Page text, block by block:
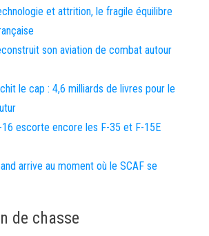
et attrition, le fragile équilibre
son aviation de combat autour
le cap : 4,6 milliards de livres pour le
16 escorte encore les F-35 et F-15E
arrive au moment où le SCAF se
de chasse